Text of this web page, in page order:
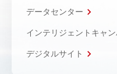
データセンター
インテリジェントキャン
デジタルサイト